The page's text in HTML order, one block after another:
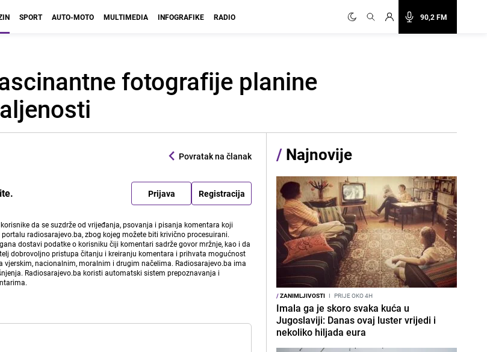
90,2 FM
SPORT AUTO-MOTO MULTIMEDIA INFOGRAFIKE RADIO
fotografije planine
Povratak na članak
Prijava Registracija
da se suzdrže od vrijeđanja, psovanja i pisanja komentara koji
radiosarajevo.ba, zbog kojeg možete biti krivično procesuirani.
dostavi podatke o korisniku čiji komentari sadrže govor mržnje, kao i da
dobrovoljno pristupa čitanju i kreiranju komentara i prihvata mogućnost
nacionalnim, moralnim i drugim načelima. Radiosarajevo.ba ima
Radiosarajevo.ba koristi automatski sistem prepoznavanja i
/ Najnovije
/ZANIMLJIVOSTI I PRIJE OKO 4H
Imala ga je skoro svaka kuća u
Jugoslaviji: Danas ovaj luster vrijedi i
nekoliko hiljada eura